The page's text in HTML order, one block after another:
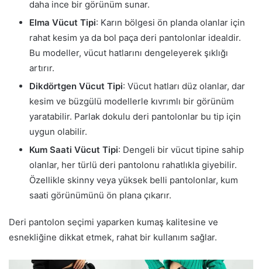
daha ince bir görünüm sunar.
Elma Vücut Tipi: Karın bölgesi ön planda olanlar için
rahat kesim ya da bol paça deri pantolonlar idealdir.
Bu modeller, vücut hatlarını dengeleyerek şıklığı
artırır.
Dikdörtgen Vücut Tipi: Vücut hatları düz olanlar, dar
kesim ve büzgülü modellerle kıvrımlı bir görünüm
yaratabilir. Parlak dokulu deri pantolonlar bu tip için
uygun olabilir.
Kum Saati Vücut Tipi: Dengeli bir vücut tipine sahip
olanlar, her türlü deri pantolonu rahatlıkla giyebilir.
Özellikle skinny veya yüksek belli pantolonlar, kum
saati görünümünü ön plana çıkarır.
Deri pantolon seçimi yaparken kumaş kalitesine ve
esnekliğine dikkat etmek, rahat bir kullanım sağlar.